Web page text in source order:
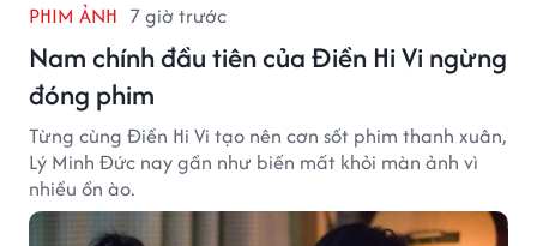
PHIM ẢNH 7 giờ trước
Nam chính đầu tiên của Điền Hi Vi ngừng
đóng phim
Từng cùng Điền Hi Vi tạo nên cơn sốt phim thanh xuân,
Lý Minh Đức nay gần như biến mất khỏi màn ảnh vì
nhiều ồn ào.